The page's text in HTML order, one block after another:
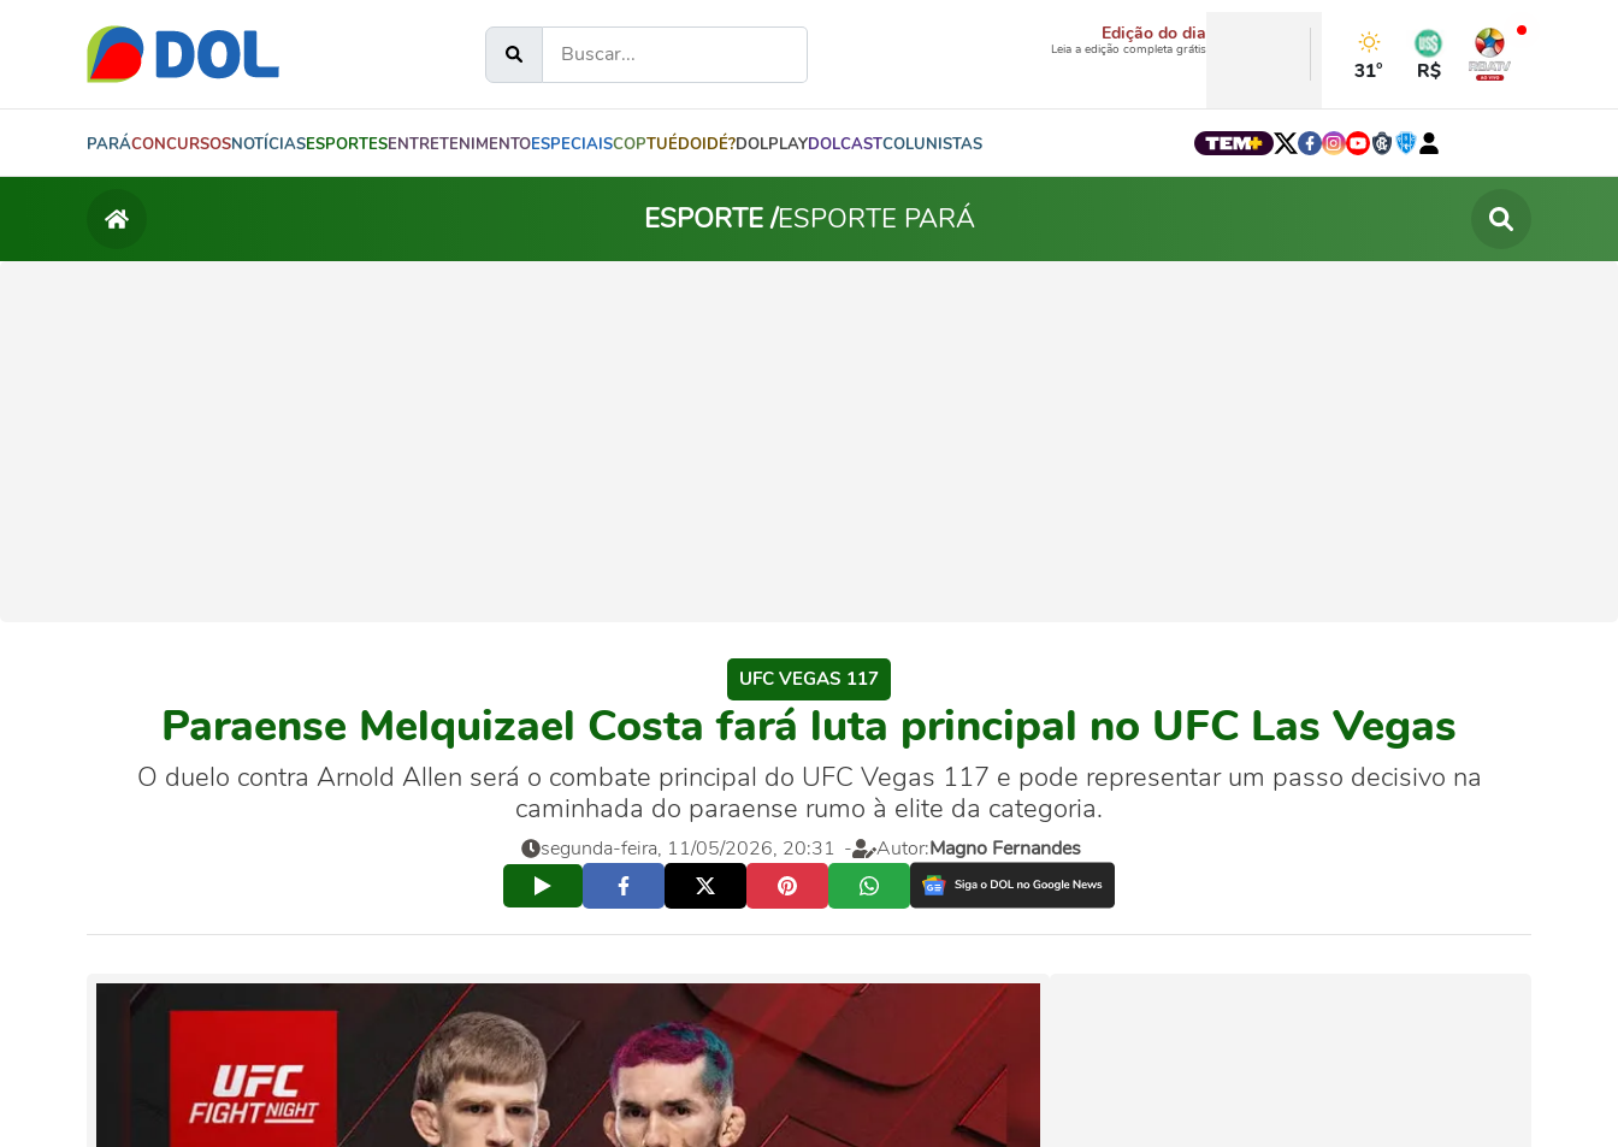
Edição do dia
Leia a edição completa grátis
31° R$
PARÁCONCURSOSNOTÍCIASESPORTESENTRETENIMENTOESPECIAISCOPTUÉDOIDÉ?DOLPLAYDOLCASTCOLUNISTAS
ESPORTE /ESPORTE PARÁ
UFC VEGAS 117
Paraense Melquizael Costa fará luta principal no UFC Las Vegas
O duelo contra Arnold Allen será o combate principal do UFC Vegas 117 e pode representar um passo decisivo na
caminhada do paraense rumo à elite da categoria.
segunda-feira, 11/05/2026, 20:31 - Autor:Magno Fernandes